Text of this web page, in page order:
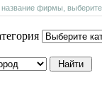
фирмы, выберите